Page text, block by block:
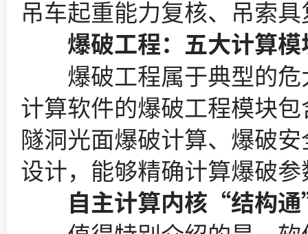
吊车起重能力复核、吊索
爆破工程：五大计算模
爆破工程属于典型的危
计算软件的爆破工程模块
隧洞光面爆破计算、爆破
设计，能够精确计算爆破
自主计算内核“结构通